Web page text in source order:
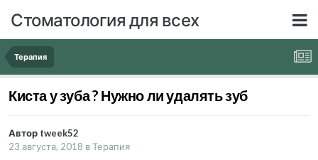
Стоматология для всех
Терапия
Киста у зуба ? Нужно ли удалять зуб
Автор tweek52
23 августа, 2018 вТерапия